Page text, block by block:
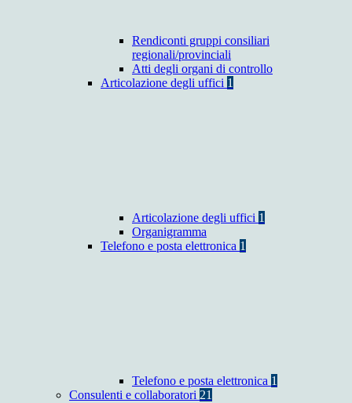
Rendiconti gruppi consiliari
regionali/provinciali
Atti degli organi di controllo
Articolazione degli uffici 1
Articolazione degli uffici 1
Organigramma
Telefono e posta elettronica 1
Telefono e posta elettronica 1
Consulenti e collaboratori 21